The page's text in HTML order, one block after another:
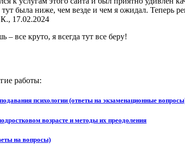
тут была ниже, чем везде и чем я ожидал.
17.02.2024
– все круто, я всегда тут все беру!
работы:
психологии (ответы на экзаменационные
возрасте и методы их преодоления
на вопросы)